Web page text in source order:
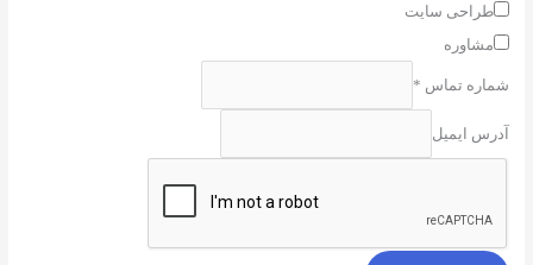
طراحی سایت
مشاوره
شماره تماس *
آدرس ایمیل